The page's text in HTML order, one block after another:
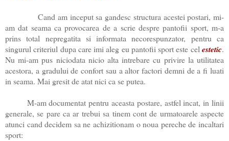
Cand am inceput sa gandesc structura acestei postari, mi-
am dat seama ca provocarea de a scrie despre pantofii sport, m-a
prins total nepregatita si informata necorespunzator, pentru ca
singurul criteriul dupa care imi aleg eu pantofii sport este cel estetic.
Nu mi-am pus niciodata nicio alta intrebare cu privire la utilitatea
acestora, a gradului de confort sau a altor factori demni de a fi luati
in seama. Mai gresit de atat nici ca se putea.
M-am documentat pentru aceasta postare, astfel incat, in linii
generale, se pare ca ar trebui sa tinem cont de urmatoarele aspecte
atunci cand decidem sa ne achizitionam o noua pereche de incaltari
sport: